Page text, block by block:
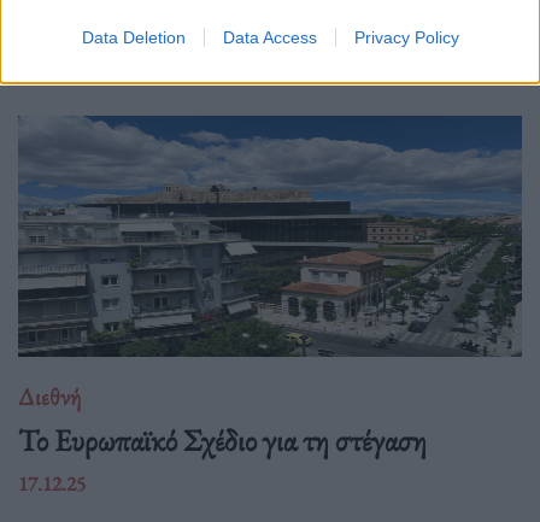
Data Deletion Data Access Privacy Policy
πιο δυνατή, πιο παρούσα Ευ
Διεθνή
Το Ευρωπαϊκό Σχέδιο για τη στέγαση
17.12.25